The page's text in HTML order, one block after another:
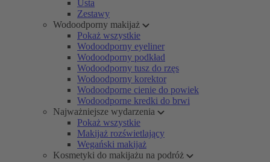
Usta
Zestawy
Wodoodporny makijaż
Pokaż wszystkie
Wodoodporny eyeliner
Wodoodporny podkład
Wodoodporny tusz do rzęs
Wodoodporny korektor
Wodoodporne cienie do powiek
Wodoodporne kredki do brwi
Najważniejsze wydarzenia
Pokaż wszystkie
Makijaż rozświetlający
Wegański makijaż
Kosmetyki do makijażu na podróż